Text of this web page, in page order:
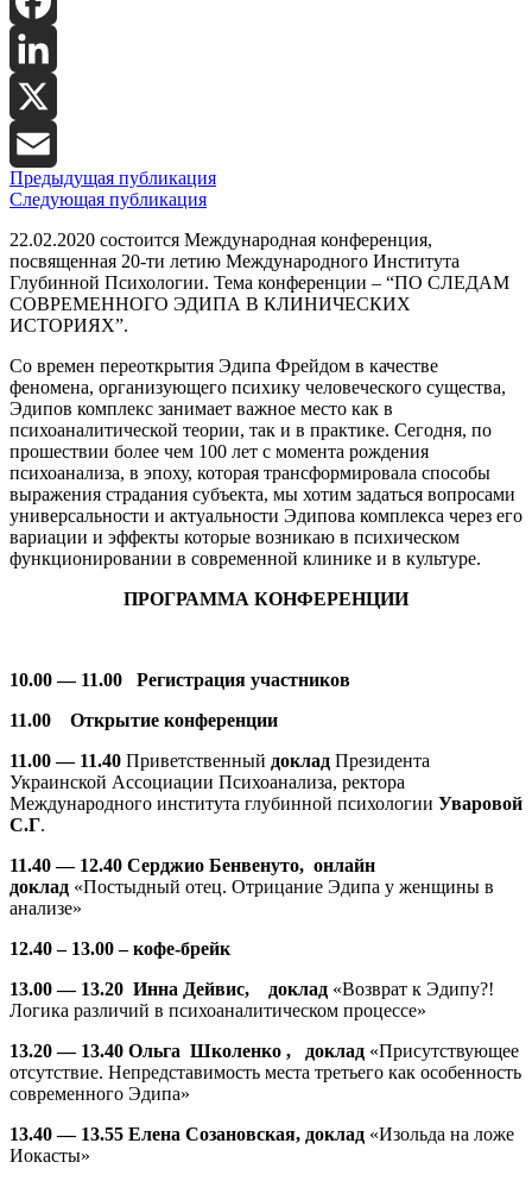
Facebook
LinkedIn
X
Email
Предыдущая публикация
Следующая публикация
22.02.2020 состоится Международная конференция,
посвященная 20-ти летию Международного Института
Глубинной Психологии. Тема конференции – “ПО СЛЕДАМ
СОВРЕМЕННОГО ЭДИПА В КЛИНИЧЕСКИХ
ИСТОРИЯХ”.
Со времен переоткрытия Эдипа Фрейдом в качестве
феномена, организующего психику человеческого существа,
Эдипов комплекс занимает важное место как в
психоаналитической теории, так и в практике. Сегодня, по
прошествии более чем 100 лет с момента рождения
психоанализа, в эпоху, которая трансформировала способы
выражения страдания субъекта, мы хотим задаться вопросами
универсальности и актуальности Эдипова комплекса через его
вариации и эффекты которые возникаю в психическом
функционировании в современной клинике и в культуре.
ПРОГРАММА КОНФЕРЕНЦИИ
10.00 — 11.00
Регистрация участников
11.00 Открытие конференции
11.00 — 11.40 Приветственный доклад Президента
Украинской Ассоциации Психоанализа, ректора
Международного института глубинной психологии Уваровой
С.Г.
11.40 — 12.40 Серджио Бенвенуто, онлайн
доклад «Постыдный отец. Отрицание Эдипа у женщины в
анализе»
12.40 – 13.00– кофе-брейк
13.00 — 13.20 Инна Дейвис, доклад «Возврат к Эдипу?!
Логика различий в психоаналитическом процессе»
13.20 — 13.40 Ольга Школенко , доклад «Присутствующее
отсутствие. Непредставимость места третьего как особенность
современного Эдипа»
13.40 — 13.55 Елена Созановская, доклад «Изольда на ложе
Иокасты»